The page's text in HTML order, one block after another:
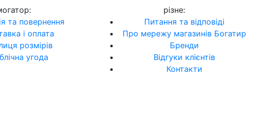
:
та повернення
і оплата
розмірів
угода
різне:
Питання та відповіді
Про мережу магазинів Богатир
Бренди
Відгуки клієнтів
Контакти